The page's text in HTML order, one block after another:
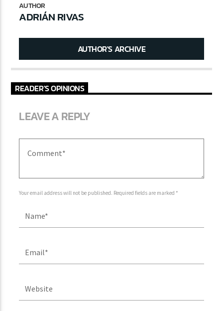
AUTHOR
ADRIÁN RIVAS
AUTHOR'S ARCHIVE
READER'S OPINIONS
LEAVE A REPLY
Your email address will not be published. Required fields are marked *